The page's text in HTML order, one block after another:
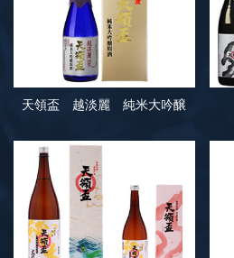
天領盃 越淡麗 純米大吟醸